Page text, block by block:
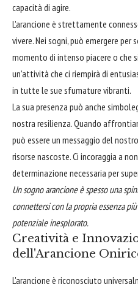
capacità di agire.
L'arancione è strettamente
vivere. Nei sogni, può emergere per
momento di intenso piacere o che
un'attività che ci riempirà di
in tutte le sue sfumature vibranti.
La sua presenza può anche
nostra resilienza. Quando
può essere un messaggio del
risorse nascoste. Ci incoraggia a
determinazione necessaria per
Un sogno arancione è spesso una
connettersi con la propria essenza
potenziale inesplorato.
Creatività e
dell'Arancione
L'arancione è riconosciuto